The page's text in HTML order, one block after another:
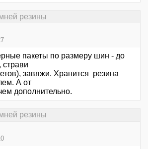
резины
пакеты по размеру шин - до
страви
завяжи. Хранится резина
А от
дополнительно.
резины